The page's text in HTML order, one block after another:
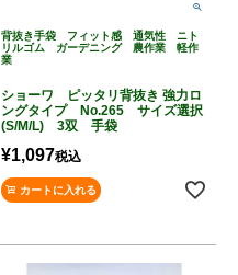
背抜き手袋 フィット感 通気性 ニト
リルゴム ガーデニング 農作業 軽作
業
ショーワ ピッタリ背抜き 強力ロ
ングタイプ No.265 サイズ選択
(S/M/L) 3双 手袋
¥1,097税込
カートに入れる